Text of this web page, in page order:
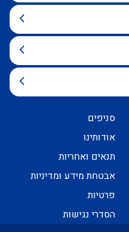
סניפים
אודותינו
תנאים ואחריות
אבטחת מידע ומדיניות
פרטיות
הסדרי נגישות